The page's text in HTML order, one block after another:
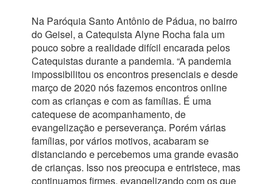
Na Paróquia Santo Antônio de Pádua, no bairro
do Geisel, a Catequista Alyne Rocha fala um
pouco sobre a realidade difícil encarada pelos
Catequistas durante a pandemia. “A pandemia
impossibilitou os encontros presenciais e desde
março de 2020 nós fazemos encontros online
com as crianças e com as famílias. É uma
catequese de acompanhamento, de
evangelização e perseverança. Porém várias
famílias, por vários motivos, acabaram se
distanciando e percebemos uma grande evasão
de crianças. Isso nos preocupa e entristece, mas
continuamos firmes, evangelizando com os que